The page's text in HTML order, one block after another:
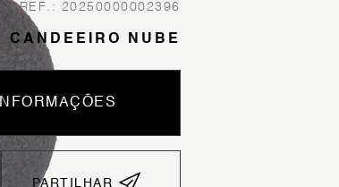
REF.: 20250000002396
CANDEEIRO NUBE
PARTILHAR